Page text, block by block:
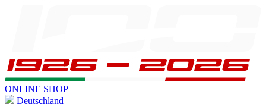
ONLINE SHOP
Deutschland